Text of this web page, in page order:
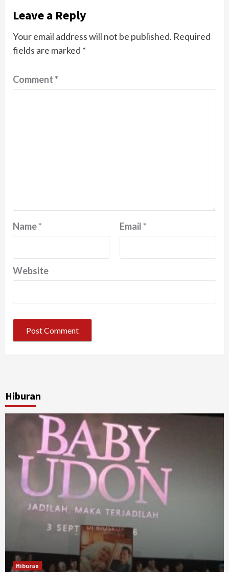
Leave a Reply
Your email address will not be published. Required
fields are marked *
Comment*
Name* Email*
Website
Hiburan
Hiburan